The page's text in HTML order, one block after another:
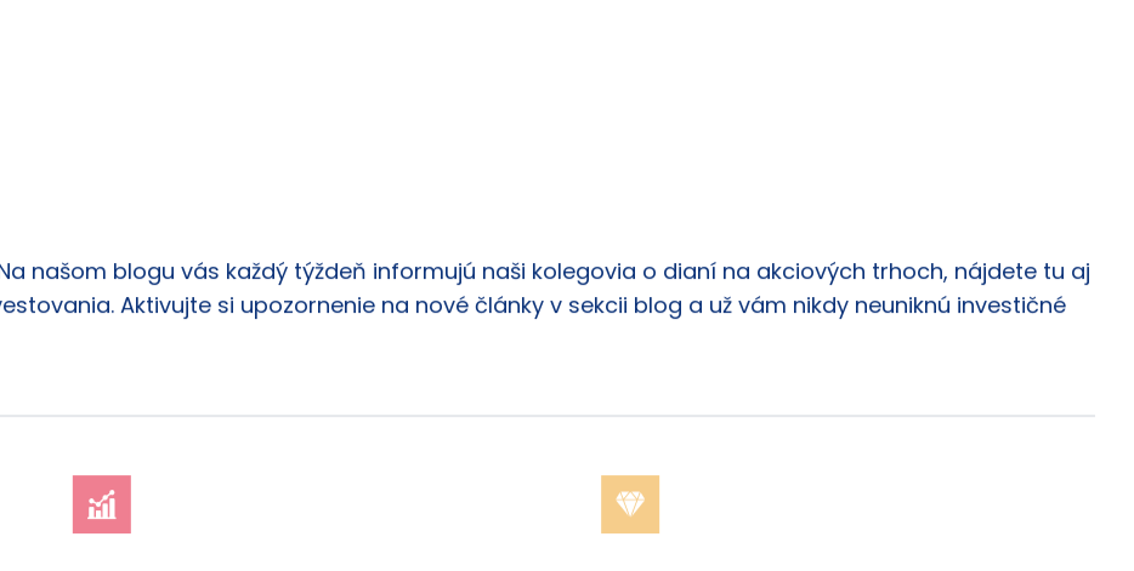
našom blogu vás každý týždeň informujú naši kolegovia o dianí na akciových trhoch, nájdete tu aj